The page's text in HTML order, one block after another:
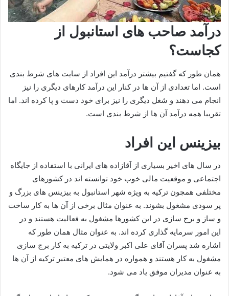
درآمد صاحب های استانبول از
کجاست؟
همان طور که گفتیم بیشتر درآمد این افراد از سایت های شرط بندی
است. اما تعدادی از آن ها در کنار این درآمد کارهای دیگری را نیز
انجام می دهند و شغل دیگری را نیز برای خود دست و پا کرده اند. اما
تقریبا همه درآمد آن ها از شرط بندی است.
بیزینس این افراد
در سال های اخیر بسیاری از آقازاده های ایرانی با استفاده از جایگاه
اجتماعی و موقعیت مالی خوب خود توانسته اند در کشورهای
مختلفی همچون ترکیه به ویژه شهر استانبول به بیزینس های بزرگ و
پر سودی مشغول بشوند. به عنوان مثال برخی از آن ها به کار ساخت
و ساز و برج سازی در این کشورها مشغول به فعالیت هستند و در
این امور سرمایه گذاری کرده اند. به عنوان مثال همان طور که
اشاره شد پسران آقای علی اکبر ولایتی در ترکیه به کار برج سازی
مشغول به کار هستند و همواره در همایش های معتبر ترکیه از آن ها
به عنوان مدیران موفق یاد می شود.